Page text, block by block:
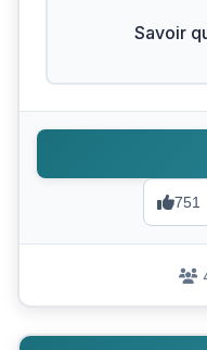
Savoir
751